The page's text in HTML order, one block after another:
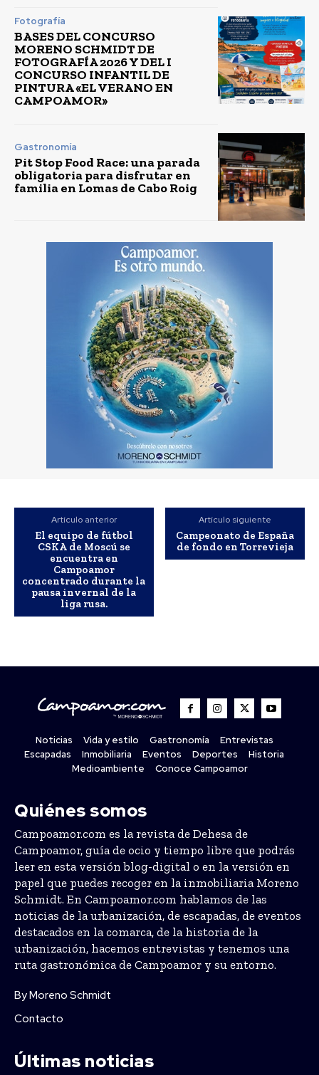
Fotografía
BASES DEL CONCURSO
MORENO SCHMIDT DE
FOTOGRAFÍA 2026 Y DEL I
CONCURSO INFANTIL DE
PINTURA «EL VERANO EN
CAMPOAMOR»
Gastronomía
Pit Stop Food Race: una parada
obligatoria para disfrutar en
familia en Lomas de Cabo Roig
Artículo anterior
El equipo de fútbol
CSKA de Moscú se
encuentra en
Campoamor
concentrado durante la
pausa invernal de la
liga rusa.
Artículo siguiente
Campeonato de España
de fondo en Torrevieja
Noticias Vida y estilo Gastronomía
Entrevistas
Escapadas
Inmobiliaria Eventos Deportes
Historia
Medioambiente
Conoce Campoamor
Quiénes somos
Campoamor.com es la revista de Dehesa de
Campoamor, guía de ocio y tiempo libre que podrás
leer en esta versión blog-digital o en la versión en
papel que puedes recoger en la inmobiliaria Moreno
Schmidt. En Campoamor.com hablamos de las
noticias de la urbanización, de escapadas, de eventos
destacados en la comarca, de la historia de la
urbanización, hacemos entrevistas y tenemos una
ruta gastronómica de Campoamor y su entorno.
By Moreno Schmidt
Contacto
Últimas noticias